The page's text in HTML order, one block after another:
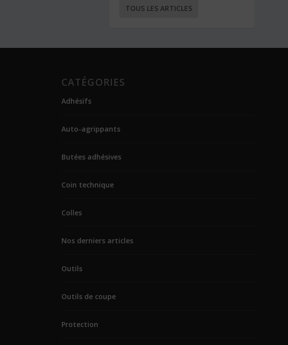
TOUS LES ARTICLES
CATÉGORIES
Adhésifs
Auto-agrippants
Butées adhésives
Coin technique
Colles
Nos derniers articles
Outils
Outils de coupe
Protection